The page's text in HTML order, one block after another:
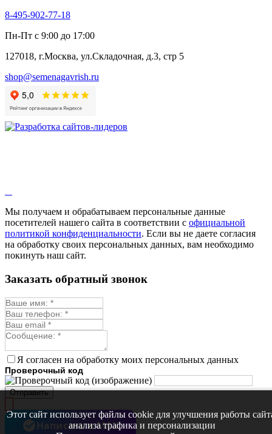
8-495-902-77-18
Пн-Пт с 9:00 до 17:00
127018, г.Москва, ул.Складочная, д.3, стр 5
shop@semenagavrish.ru
Мы получаем и обрабатываем персональные данные
посетителей нашего сайта в соответствии с официальной
политикой конфиденциальности. Если вы не даете согласия
на обработку своих персональных данных, вам необходимо
покинуть наш сайт.
Этот сайт использует файлы cookie для улучшения работы
анализа трафика и персонализации
Заказать обратный звонок
Я согласен на обработку моих персональных данных
Проверочный код
Отправить
Написать в MAX